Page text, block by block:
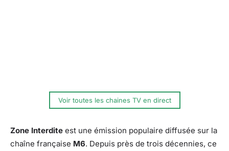
Voir toutes les chaines TV en direct
Zone Interdite est une émission populaire diffusée sur la
chaîne française M6. Depuis près de trois décennies, ce